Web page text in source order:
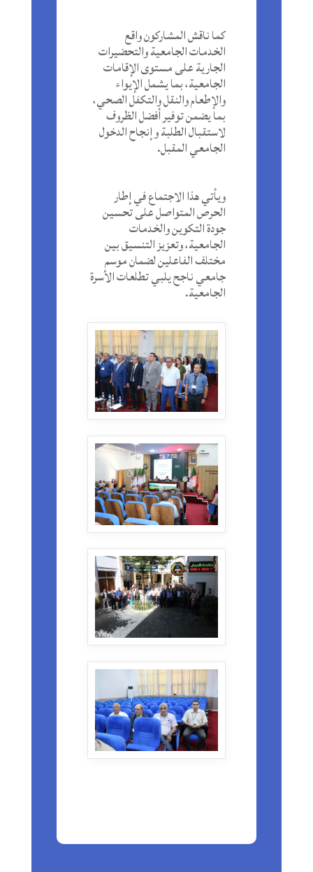
كما ناقش المشاركون واقع
الخدمات الجامعية والتحضيرات
الجارية على مستوى الإقامات
الجامعية، بما يشمل الإيواء
والإطعام والنقل والتكفل الصحي،
بما يضمن توفير أفضل الظروف
لاستقبال الطلبة وإنجاح الدخول
الجامعي المقبل.
ويأتي هذا الاجتماع في إطار
الحرص المتواصل على تحسين
جودة التكوين والخدمات
الجامعية، وتعزيز التنسيق بين
مختلف الفاعلين لضمان موسم
جامعي ناجح يلبي تطلعات الأسرة
الجامعية.